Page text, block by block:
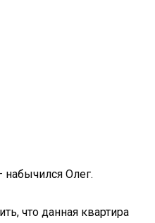
Олег.
что данная квартира